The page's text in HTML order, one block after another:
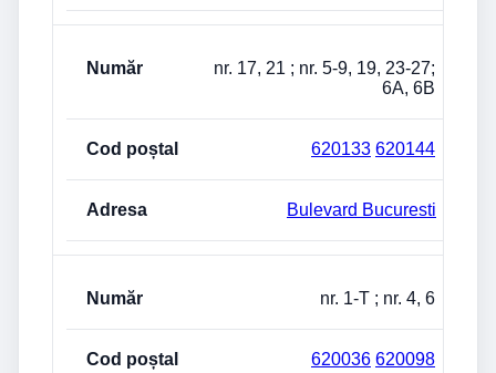
nr. 17, 21 ; nr. 5-9, 19, 23-27;
6A, 6B
620133 620144
Bulevard Bucuresti
nr. 1-T ; nr. 4, 6
620036 620098